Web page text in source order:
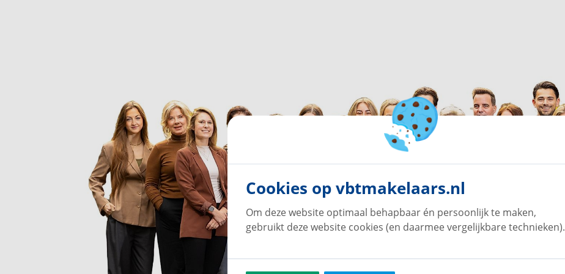
Cookies op vbtmakelaars.nl
Om deze website optimaal behapbaar én persoonlijk te maken,
gebruikt deze website cookies (en daarmee vergelijkbare technieken).